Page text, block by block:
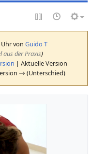
Uhr vonGuido T
aus der Praxis)
| Aktuelle Version
→ (Unterschied)